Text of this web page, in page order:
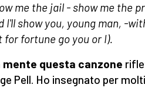
me the jail - show me the
I'll show you, young man, -
for fortune go you or I).
mente questa canzone
Pell. Ho insegnato per